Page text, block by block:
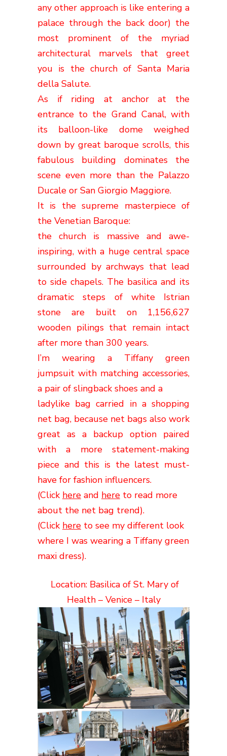
any other approach is like entering a
palace through the back door) the
most prominent of the myriad
architectural marvels that greet
you is the church of Santa Maria
della Salute.
As if riding at anchor at the
entrance to the Grand Canal, with
its balloon-like dome weighed
down by great baroque scrolls, this
fabulous building dominates the
scene even more than the Palazzo
Ducale or San Giorgio Maggiore.
It is the supreme masterpiece of
the Venetian Baroque:
the church is massive and awe-
inspiring, with a huge central space
surrounded by archways that lead
to side chapels. The basilica and its
dramatic steps of white Istrian
stone are built on 1,156,627
wooden pilings that remain intact
after more than 300 years.
I’m wearing a Tiffany green
jumpsuit with matching accessories,
a pair of slingback shoes and a
ladylike bag carried in a shopping
net bag, because net bags also work
great as a backup option paired
with a more statement-making
piece and this is the latest must-
have for fashion influencers.
(Click here and here to read more
about the net bag trend).
(Click here to see my different look
where I was wearing a Tiffany green
maxi dress).
Location: Basilica of St. Mary of
Health – Venice – Italy